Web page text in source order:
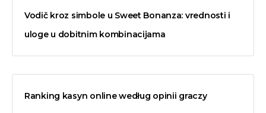
Vodič kroz simbole u Sweet Bonanza: vrednosti i
uloge u dobitnim kombinacijama
Ranking kasyn online według opinii graczy